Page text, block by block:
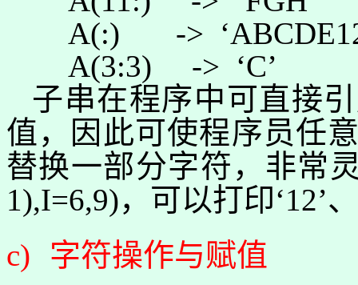
A(:)
-> ‘
A(3:3)
-> ‘C’
子串在程序中可直接
值，因此可使程序员任
替换一部分字符，非常
1),I=6,9)，可以打印‘12’
c)
字符操作与赋值